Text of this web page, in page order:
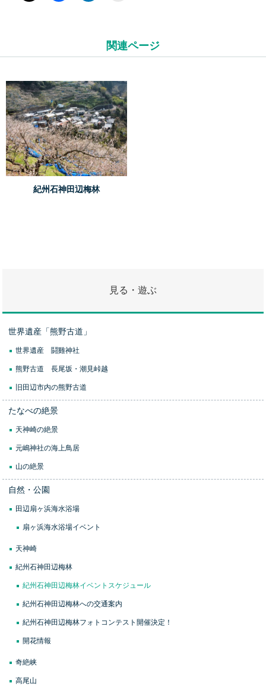
関連ページ
紀州石神田辺梅林
見る・遊ぶ
世界遺産「熊野古道」
世界遺産 鬪雞神社
熊野古道 長尾坂・潮見峠越
旧田辺市内の熊野古道
たなべの絶景
天神崎の絶景
元嶋神社の海上鳥居
山の絶景
自然・公園
田辺扇ヶ浜海水浴場
扇ヶ浜海水浴場イベント
天神崎
紀州石神田辺梅林
紀州石神田辺梅林イベントスケジュール
紀州石神田辺梅林への交通案内
紀州石神田辺梅林フォトコンテスト開催決定！
開花情報
奇絶峡
高尾山